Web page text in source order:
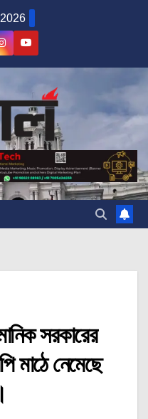
সরকারের
মাঠে নেমেছে